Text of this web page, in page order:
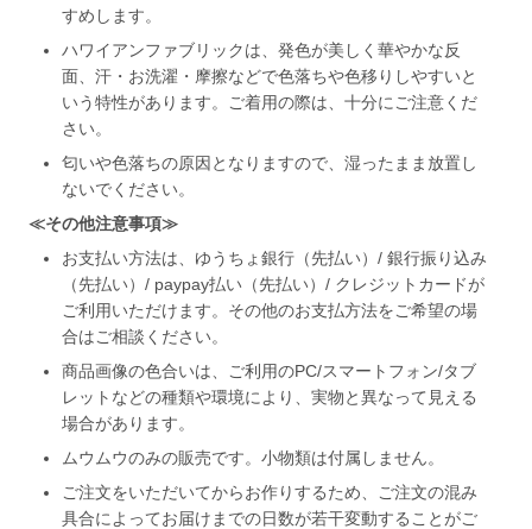
すめします。
ハワイアンファブリックは、発色が美しく華やかな反
面、汗・お洗濯・摩擦などで色落ちや色移りしやすいと
いう特性があります。ご着用の際は、十分にご注意くだ
さい。
匂いや色落ちの原因となりますので、湿ったまま放置し
ないでください。
≪その他注意事項≫
お支払い方法は、ゆうちょ銀行（先払い）/ 銀行振り込み
（先払い）/ paypay払い（先払い）/ クレジットカードが
ご利用いただけます。その他のお支払方法をご希望の場
合はご相談ください。
商品画像の色合いは、ご利用のPC/スマートフォン/タブ
レットなどの種類や環境により、実物と異なって見える
場合があります。
ムウムウのみの販売です。小物類は付属しません。
ご注文をいただいてからお作りするため、ご注文の混み
具合によってお届けまでの日数が若干変動することがご